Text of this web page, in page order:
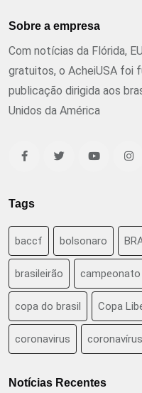
Sobre a empresa
Com notícias da Flórida,
gratuitos, o AcheiUSA foi
publicação dirigida aos
Unidos da América
Tags
baccf bolsonaro
brasileirão
copa do brasil Copa
coronavirus coronavírus
Notícias Recentes